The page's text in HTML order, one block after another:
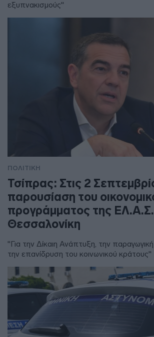
εξυπνακισμούς"
ΠΟΛΙΤΙΚΗ
Τσίπρας: Στις 2
παρουσίαση του
προγράμματος της
Θεσσαλονίκη
"Για την Δίκαιη Ανάπτυξη, την
την επανίδρυση του κοινωνικού κράτους"